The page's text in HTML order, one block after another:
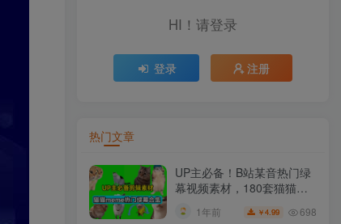
HI！请登录
登录 注册
热门文章
UP主必备！B站某音热门绿
幕视频素材，180套猫猫
meme动态绿幕合集包，含
背景图BGM，含使用教程
1年前 ￥4.99 698